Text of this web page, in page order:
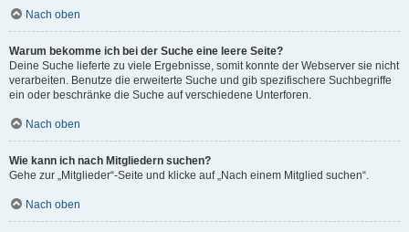
Nach oben
Warum bekomme ich bei der Suche eine leere Seite?
Deine Suche lieferte zu viele Ergebnisse, somit konnte der Webserver sie nicht
verarbeiten. Benutze die erweiterte Suche und gib spezifischere Suchbegriffe
ein oder beschränke die Suche auf verschiedene Unterforen.
Nach oben
Wie kann ich nach Mitgliedern suchen?
Gehe zur „Mitglieder“-Seite und klicke auf „Nach einem Mitglied suchen“.
Nach oben